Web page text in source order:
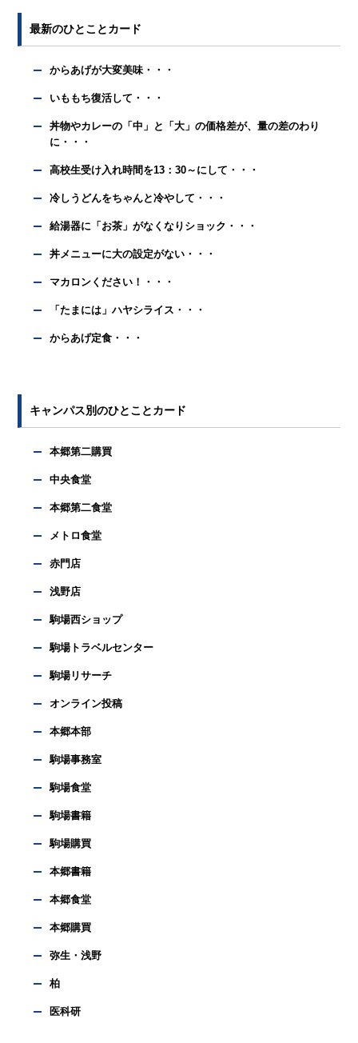
最新のひとことカード
からあげが大変美味・・・
いももち復活して・・・
丼物やカレーの「中」と「大」の価格差が、量の差のわり
に・・・
高校生受け入れ時間を13：30～にして・・・
冷しうどんをちゃんと冷やして・・・
給湯器に「お茶」がなくなりショック・・・
丼メニューに大の設定がない・・・
マカロンください！・・・
「たまには」ハヤシライス・・・
からあげ定食・・・
キャンパス別のひとことカード
本郷第二購買
中央食堂
本郷第二食堂
メトロ食堂
赤門店
浅野店
駒場西ショップ
駒場トラベルセンター
駒場リサーチ
オンライン投稿
本郷本部
駒場事務室
駒場食堂
駒場書籍
駒場購買
本郷書籍
本郷食堂
本郷購買
弥生・浅野
柏
医科研